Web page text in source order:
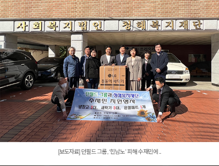
[보도자료] 던필드 그룹, ‘힌남노’ 피해 수재민에 ..